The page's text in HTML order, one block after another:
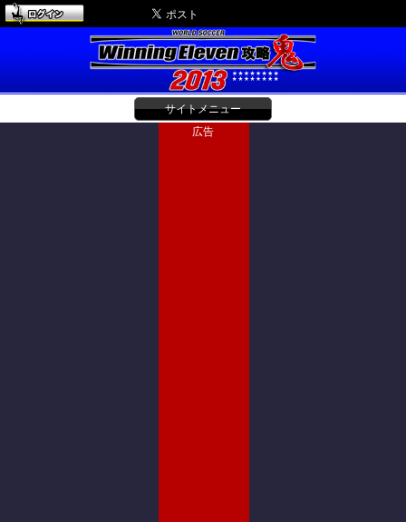
サイトメニュー
広告